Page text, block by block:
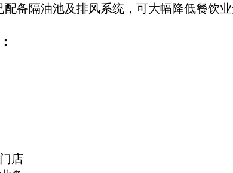
备隔油池及排风系统，可大幅降低餐饮业
店